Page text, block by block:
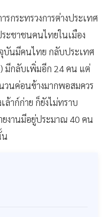
กระทรวงการต่างประเทศ
ระชาชนคนไทยในเมือง
บันมีคนไทย กลับประเทศ
มีกลับเพิ่มอีก 24 คน แต่
วนค่อนข้างมากพอสมควร
าก์ก่าย ก็ยังไม่ทราบ
งานมีอยู่ประมาณ 40 คน
น